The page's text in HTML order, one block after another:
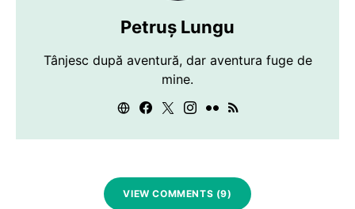
Petruș Lungu
Tânjesc după aventură, dar aventura fuge de
mine.
VIEW COMMENTS (9)